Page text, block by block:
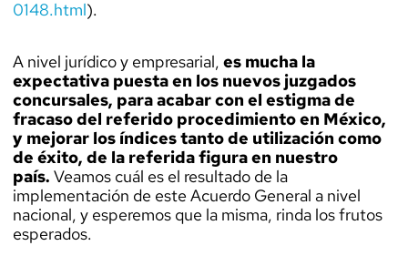
0148.html).
A nivel jurídico y empresarial, es mucha la
expectativa puesta en los nuevos juzgados
concursales, para acabar con el estigma de
fracaso del referido procedimiento en México,
y mejorar los índices tanto de utilización como
de éxito, de la referida figura en nuestro
país. Veamos cuál es el resultado de la
implementación de este Acuerdo General a nivel
nacional, y esperemos que la misma, rinda los frutos
esperados.